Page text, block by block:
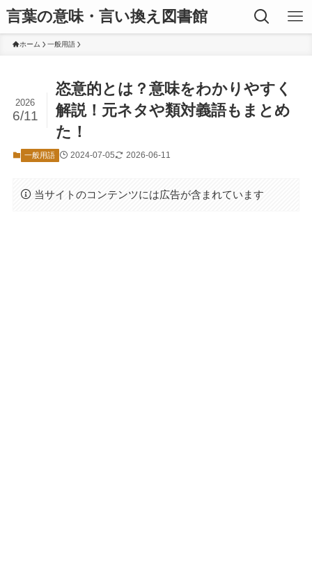
言葉の意味・言い換え図書館
ホーム 一般用語
恣意的とは？意味をわかりやすく
解説！元ネタや類対義語もまとめ
た！
2026
6/11
一般用語 2024-07-05 2026-06-11
当サイトのコンテンツには広告が含まれています